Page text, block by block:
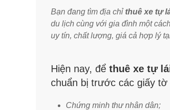
Bạn đang tìm địa chỉ thuê xe tự
du lịch cùng với gia đình một
uy tín, chất lượng, giá cả hợp lý
Hiện nay, để thuê xe tự
chuẩn bị trước các giấy tờ
Chứng minh thư nhân dân;